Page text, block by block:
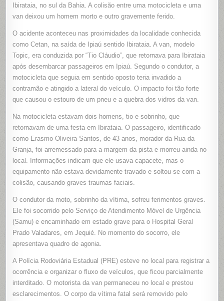
NA
MORTO
UM
FERIDO
GRAVE
EM
IPIAÚ
Ibirataia, no sul da Bahia. A colisão entre uma motocicleta e uma
van deixou um homem morto e outro gravemente ferido.
O acidente aconteceu nas proximidades da localidade conhecida
como Cetan, na saída de Ipiaú sentido Ibirataia. A van, modelo
Topic, era conduzida por “Tio Cláudio”, que retornava para Ibirataia
após desembarcar passageiros em Ipiaú. Segundo o condutor, a
motocicleta que seguia em sentido oposto teria invadido a
contramão e atingido a lateral do veículo. O impacto foi tão forte
que causou o estouro de um pneu e a quebra dos vidros da van.
Na motocicleta estavam dois homens, tio e sobrinho, que
retornavam de uma festa em Ibirataia. O passageiro, identificado
como Erasmo Oliveira Santos, de 43 anos, morador da Rua da
Granja, foi arremessado para a margem da pista e morreu ainda no
local. Informações indicam que ele usava capacete, mas o
equipamento não estava devidamente travado e soltou-se com a
colisão, causando graves traumas faciais.
O condutor da moto, sobrinho da vítima, sofreu ferimentos graves.
Ele foi socorrido pelo Serviço de Atendimento Móvel de Urgência
(Samu) e encaminhado em estado grave para o Hospital Geral
Prado Valadares, em Jequié. No momento do socorro, ele
apresentava quadro de agonia.
A Polícia Rodoviária Estadual (PRE) esteve no local para registrar a
ocorrência e organizar o fluxo de veículos, que ficou parcialmente
interditado. O motorista da van permaneceu no local e prestou
esclarecimentos. O corpo da vítima fatal será removido pelo